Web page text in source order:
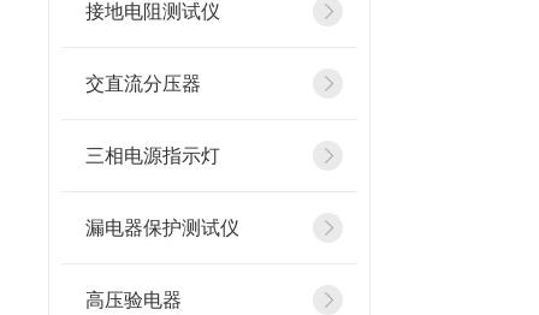
接地电阻测试仪
交直流分压器
三相电源指示灯
漏电器保护测试仪
高压验电器